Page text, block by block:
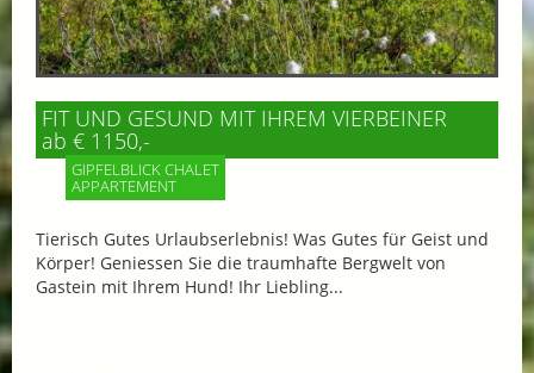
FIT UND GESUND MIT IHREM VIERBEINER
ab € 1150,-
GIPFELBLICK CHALET
APPARTEMENT
Tierisch Gutes Urlaubserlebnis! Was Gutes für Geist und
Körper! Geniessen Sie die traumhafte Bergwelt von
Gastein mit Ihrem Hund! Ihr Liebling...